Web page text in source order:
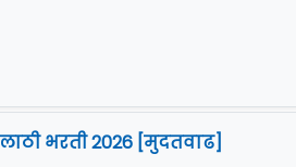
भरती 2026 [मुदतवाढ]